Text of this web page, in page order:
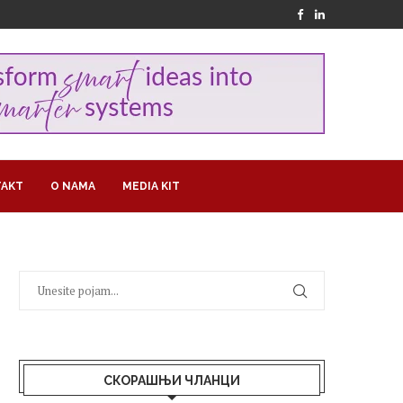
O NAMA MEDIA KIT
СКОРАШЊИ ЧЛАНЦИ